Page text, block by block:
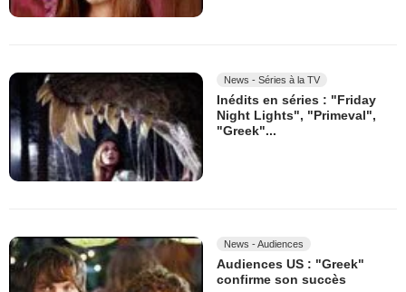
News - Séries à la TV
Inédits en séries : "Friday
Night Lights", "Primeval",
"Greek"...
News - Audiences
Audiences US : "Greek"
confirme son succès